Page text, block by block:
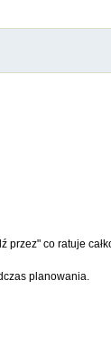
przez" co ratuje
planowania.